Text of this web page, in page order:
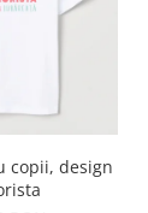
copii, design